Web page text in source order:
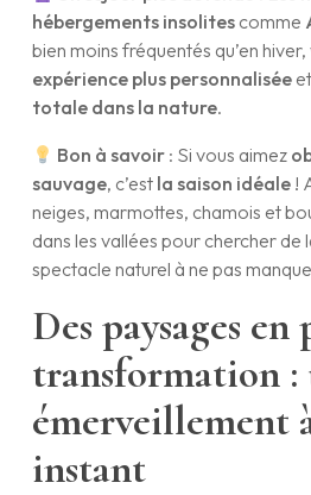
hébergements insolitescomme
bien moins fréquentés qu’en
expérience plus personnalisée
totale dans la nature.
Bon à savoir : Si vous aimez
sauvage, c’est la saison idéale!
neiges, marmottes, chamois et
dans les vallées pour chercher de
spectacle naturel à ne pas
Des paysages en
transformation :
émerveillement
instant